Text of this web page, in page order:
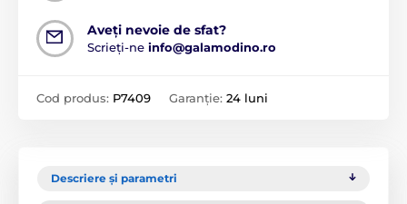
Aveți nevoie de sfat?
Scrieți-ne info@galamodino.ro
Cod produs: P7409 Garanție: 24 luni
Descriere și parametri